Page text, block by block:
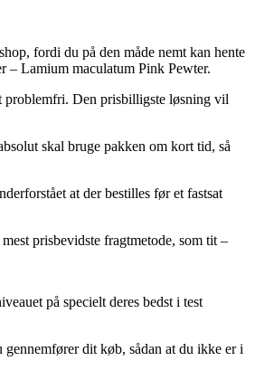
fordi du på den måde nemt kan hente
– Lamium maculatum Pink Pewter.
problemfri. Den prisbilligste løsning vil
skal bruge pakken om kort tid, så
at der bestilles før et fastsat
prisbevidste fragtmetode, som tit –
på specielt deres bedst i test
dit køb, sådan at du ikke er i